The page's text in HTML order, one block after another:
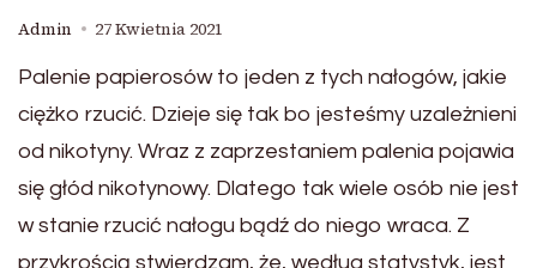
Admin 27 Kwietnia 2021
Palenie papierosów to jeden z tych nałogów, jakie
ciężko rzucić. Dzieje się tak bo jesteśmy uzależnieni
od nikotyny. Wraz z zaprzestaniem palenia pojawia
się głód nikotynowy. Dlatego tak wiele osób nie jest
w stanie rzucić nałogu bądź do niego wraca. Z
przykrością stwierdzam, że, według statystyk, jest